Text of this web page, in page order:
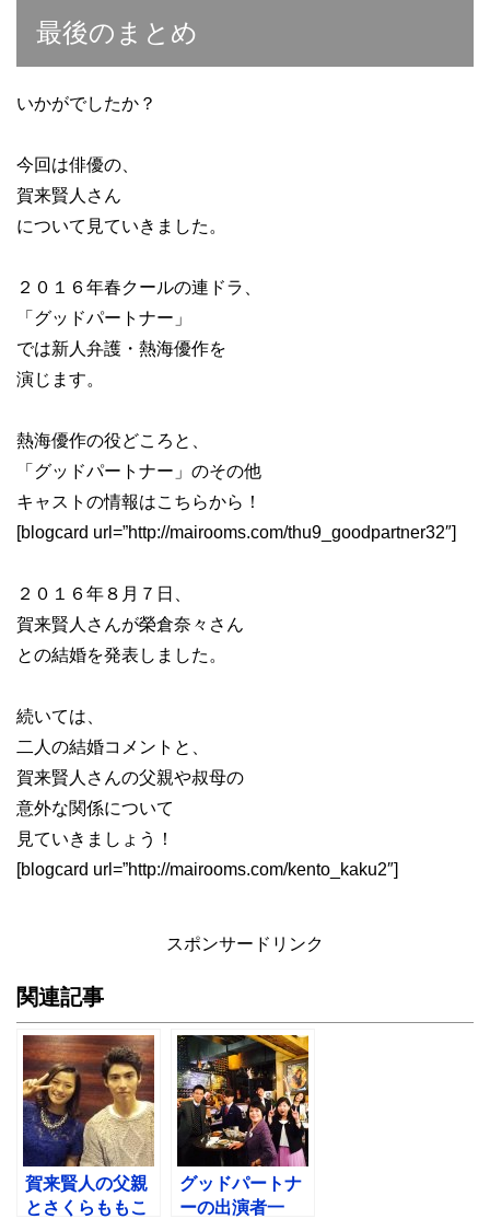
最後のまとめ
いかがでしたか？
今回は俳優の、
賀来賢人さん
について見ていきました。
２０１６年春クールの連ドラ、
「グッドパートナー」
では新人弁護・熱海優作を
演じます。
熱海優作の役どころと、
「グッドパートナー」のその他
キャストの情報はこちらから！
[blogcard url=”http://mairooms.com/thu9_goodpartner32″]
２０１６年８月７日、
賀来賢人さんが榮倉奈々さん
との結婚を発表しました。
続いては、
二人の結婚コメントと、
賀来賢人さんの父親や叔母の
意外な関係について
見ていきましょう！
[blogcard url=”http://mairooms.com/kento_kaku2″]
スポンサードリンク
関連記事
賀来賢人の父親
とさくらももこ
グッドパートナ
ーの出演者一